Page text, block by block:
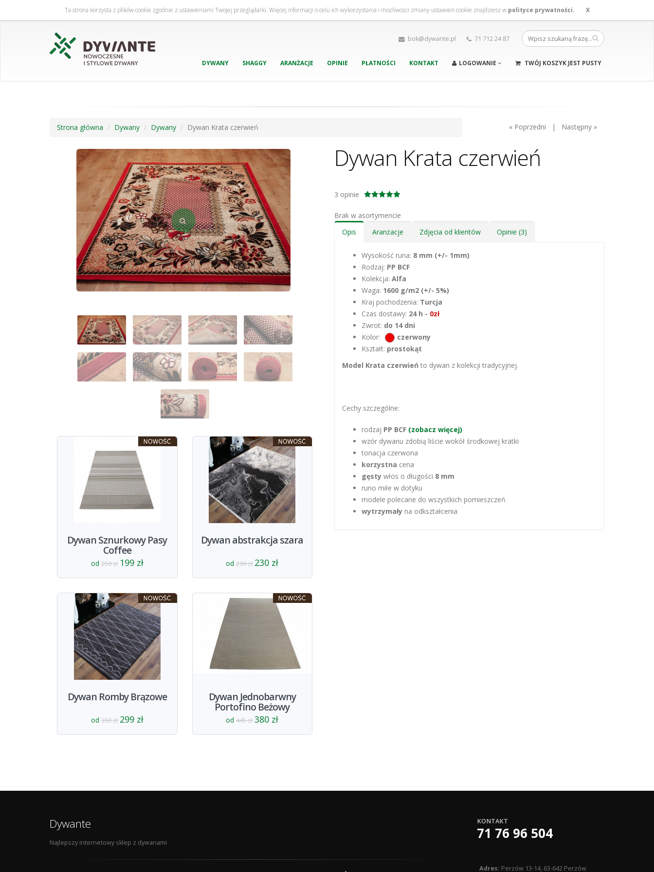
Ta strona korzysta z plików cookie zgodnie z ustawieniami Twojej przeglądarki. Więcej informacji o celu ich wykorzystania i możliwości zmiany ustawień cookie znajdziesz w polityce prywatności. X
bok@dywante.pl 71 712 24 87
DYWANY SHAGGY ARANŻACJE OPINIE PŁATNOŚCI KONTAKT LOGOWANIE TWÓJ KOSZYK JEST PUSTY
« Poprzedni | Następny »
Strona główna Dywany Dywany Dywan Krata czerwień
Dywan Sznurkowy Pasy
Coffee
od 250 zł 199 zł
Dywan abstrakcja szara
od299 zł 230 zł
Dywan Romby Brązowe
od 350 zł 299 zł
Dywan Jednobarwny
Portofino Beżowy
od445 zł 380 zł
Dywan Krata czerwień
3 opinie
Brak w asortymencie
Opis
Aranżacje Zdjęcia od klientów Opinie (3)
Wysokość runa: 8 mm (+/- 1mm)
Rodzaj: PP BCF
Kolekcja: Alfa
Waga: 1600 g/m2 (+/- 5%)
Kraj pochodzenia: Turcja
Czas dostawy: 24 h - 0zł
Zwrot: do 14 dni
Kolor:
czerwony
Kształt: prostokąt
Model Krata czerwień to dywan z kolekcji tradycyjnej.
Cechy szczególne:
rodzaj PP BCF (zobacz więcej)
wzór dywanu zdobią liście wokół środkowej kratki
tonacja czerwona
korzystna cena
gęsty włos o długości 8 mm
runo miłe w dotyku
modele polecane do wszystkich pomieszczeń
wytrzymały na odkształcenia
Dywante
Najlepszy internetowy sklep z dywanami
KONTAKT
71 76 96 504
Adres: Perzów 13-14, 63-642 Perzów